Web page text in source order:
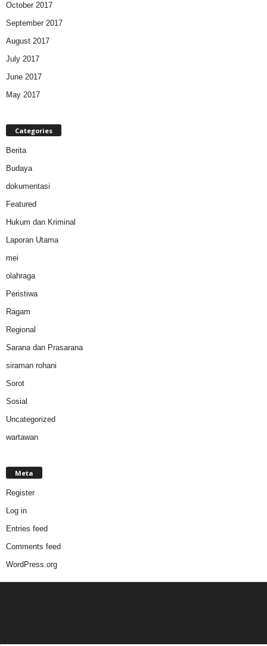
October 2017
September 2017
August 2017
July 2017
June 2017
May 2017
Categories
Berita
Budaya
dokumentasi
Featured
Hukum dan Kriminal
Laporan Utama
mei
olahraga
Peristiwa
Ragam
Regional
Sarana dan Prasarana
siraman rohani
Sorot
Sosial
Uncategorized
wartawan
Meta
Register
Log in
Entries feed
Comments feed
WordPress.org